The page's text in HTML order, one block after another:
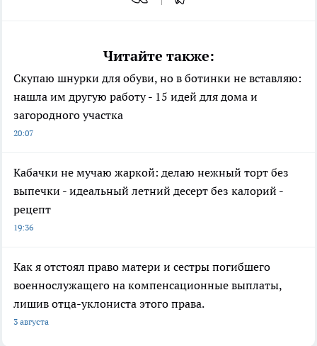
Читайте также:
Скупаю шнурки для обуви, но в ботинки не вставляю:
нашла им другую работу - 15 идей для дома и
загородного участка
20:07
Кабачки не мучаю жаркой: делаю нежный торт без
выпечки - идеальный летний десерт без калорий -
рецепт
19:36
Как я отстоял право матери и сестры погибшего
военнослужащего на компенсационные выплаты,
лишив отца-уклониста этого права.
3 августа